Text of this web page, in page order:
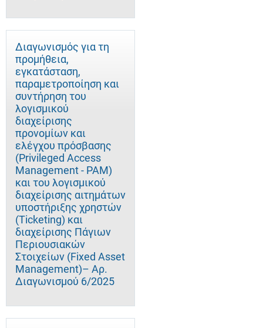
Διαγωνισμός για τη
προμήθεια,
εγκατάσταση,
παραμετροποίηση και
συντήρηση του
λογισμικού
διαχείρισης
προνομίων και
ελέγχου πρόσβασης
(Privileged Access
Management - PAM)
και του λογισμικού
διαχείρισης αιτημάτων
υποστήριξης χρηστών
(Ticketing) και
διαχείρισης Πάγιων
Περιουσιακών
Στοιχείων (Fixed Asset
Management)– Αρ.
Διαγωνισμού 6/2025